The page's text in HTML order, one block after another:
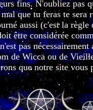
fins. N'oubliez pas
que tu feras te sera
aussi (c'est la
être considérée
pas nécessairement
de Wicca ou de
que notre site vous